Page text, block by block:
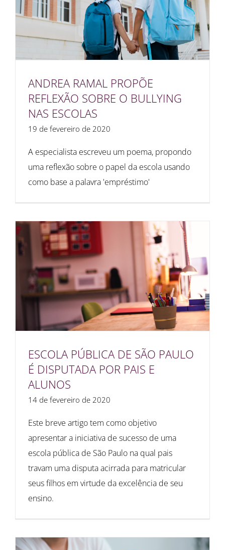
ANDREA RAMAL PROPÕE
REFLEXÃO SOBRE O BULLYING
NAS ESCOLAS
19 de fevereiro de 2020
A especialista escreveu um poema, propondo
uma reflexão sobre o papel da escola usando
como base a palavra 'empréstimo'
ESCOLA PÚBLICA DE SÃO PAULO
É DISPUTADA POR PAIS E
ALUNOS
14 de fevereiro de 2020
Este breve artigo tem como objetivo
apresentar a iniciativa de sucesso de uma
escola pública de São Paulo na qual pais
travam uma disputa acirrada para matricular
seus filhos em virtude da excelência de seu
ensino.